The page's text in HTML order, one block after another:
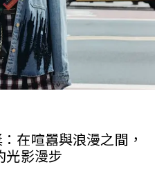
在喧囂與浪漫之間，
光影漫步